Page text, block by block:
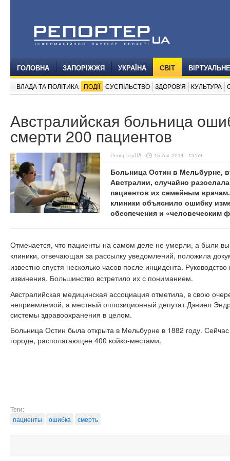
ГОЛОВНА ЗАПОРІЖЖЯ УКРАЇНА СВІТ
ВЛАДА ТА ПОЛІТИКА ПОДІЇ СУСПІЛЬСТВО ЗДОРОВ'Я КУЛЬТУРА
Австралийская больница
смерти 200 пациентов
РепортерUA 15 Авг 2014 - 13:59
Больница Остин в Мельбурне,
Австралии, случайно
пациентов их семейным
клиники объяснило ошибку
обеспечения и «человеческим
Отмечается, что пациенты на самом деле не умерли, а были
клиники, отвечающая за рассылку уведомлений, положила
известно спустя несколько часов после инцидента.
извинения. Большинство встретило их с пониманием.
Австралийская медицинская ассоциация отметила, в свою
неприемлемой, а местный оппозиционный депутат Дэниел
системы здравоохранения в целом.
Больница Остин была открыта в Мельбурне в 1882 году.
городе, располагающее 400 койко-местами.
Теги:
пациенты
ошибка смерть